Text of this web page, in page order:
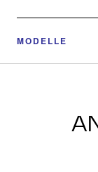
MODELLE